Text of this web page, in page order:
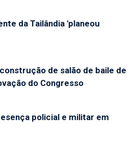
da Tailândia 'planeou
de salão de baile de
do Congresso
policial e militar em